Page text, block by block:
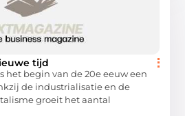
tijd
het begin van de 20e eeuw een
de industrialisatie en de
groeit het aantal